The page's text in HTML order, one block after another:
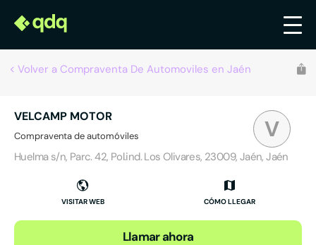
Volver a Compraventa De Automoviles en Jaén
V
VELCAMP MOTOR
Compraventa de automóviles
Huelma s/n, Parc. 42, Pol.ind. Los Olivares, 23009, Jaén, Jaén
VISITAR WEB CÓMO LLEGAR
Llamar ahora